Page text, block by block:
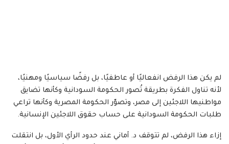
لم يكن هذا الرفض انفعاليًا أو عاطفيًا، بل رفضًا سياسيًا ومهنيًا،
لأنه تناول الفكرة بطريقة تُصور الحكومة السودانية وكأنها تضايق
مواطنيها اللاجئين إلى مصر، وتصوّر الحكومة المصرية وكأنها تراعي
طلبات الحكومة السودانية على حساب حقوق اللاجئين الإنسانية.
إزاء هذا الرفض، لم تتوقف د. أماني عند حدود الرأي الأول، بل انتقلت